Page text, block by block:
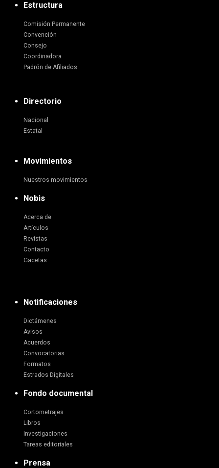
Estructura
Comisión Permanente
Convención
Consejo
Coordinadora
Padrón de Afiliados
Directorio
Nacional
Estatal
Movimientos
Nuestros movimientos
Nobis
Acerca de
Artículos
Revistas
Contacto
Gacetas
Notificaciones
Dictámenes
Avisos
Acuerdos
Convocatorias
Formatos
Estrados Digitales
Fondo documental
Cortometrajes
Libros
Investigaciones
Tareas editoriales
Prensa